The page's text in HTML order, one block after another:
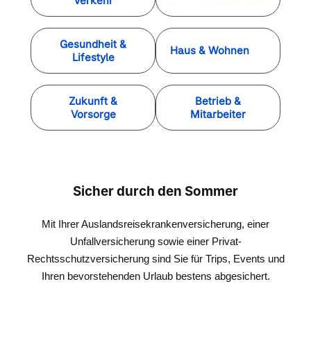
Gesundheit &
Lifestyle
Haus & Wohnen
Zukunft &
Vorsorge
Betrieb &
Mitarbeiter
Sicher durch den Sommer
Mit Ihrer Auslandsreisekrankenversicherung, einer
Unfallversicherung sowie einer Privat-
Rechtsschutzversicherung sind Sie für Trips, Events und
Ihren bevorstehenden Urlaub bestens abgesichert.